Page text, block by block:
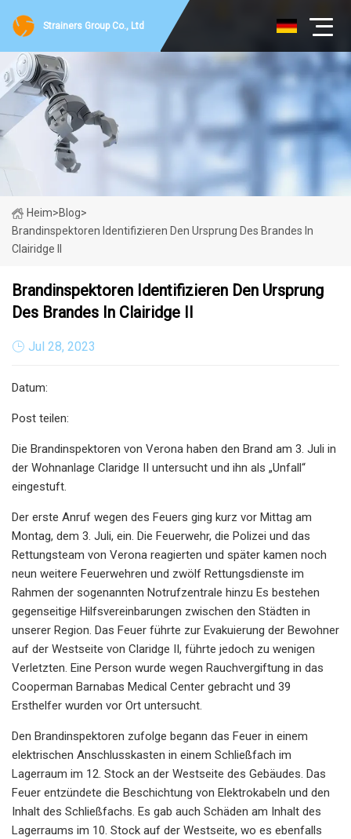
Strainers Group Co., Ltd
Heim>Blog>
Brandinspektoren Identifizieren Den Ursprung Des Brandes In
Clairidge II
Brandinspektoren Identifizieren Den Ursprung
Des Brandes In Clairidge II
Jul 28, 2023
Datum:
Post teilen:
Die Brandinspektoren von Verona haben den Brand am 3. Juli in
der Wohnanlage Claridge II untersucht und ihn als „Unfall“
eingestuft.
Der erste Anruf wegen des Feuers ging kurz vor Mittag am
Montag, dem 3. Juli, ein. Die Feuerwehr, die Polizei und das
Rettungsteam von Verona reagierten und später kamen noch
neun weitere Feuerwehren und zwölf Rettungsdienste im
Rahmen der sogenannten Notrufzentrale hinzu Es bestehen
gegenseitige Hilfsvereinbarungen zwischen den Städten in
unserer Region. Das Feuer führte zur Evakuierung der Bewohner
auf der Westseite von Claridge II, führte jedoch zu wenigen
Verletzten. Eine Person wurde wegen Rauchvergiftung in das
Cooperman Barnabas Medical Center gebracht und 39
Ersthelfer wurden vor Ort untersucht.
Den Brandinspektoren zufolge begann das Feuer in einem
elektrischen Anschlusskasten in einem Schließfach im
Lagerraum im 12. Stock an der Westseite des Gebäudes. Das
Feuer entzündete die Beschichtung von Elektrokabeln und den
Inhalt des Schließfachs. Es gab auch Schäden am Inhalt des
Lagerraums im 10. Stock auf der Westseite, wo es ebenfalls